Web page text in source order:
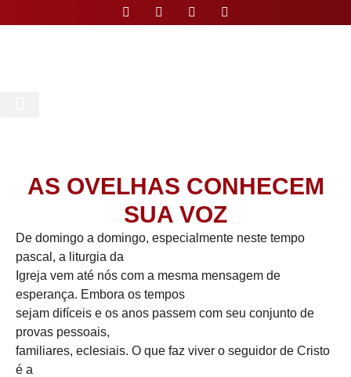
AS OVELHAS CONHECEM
SUA VOZ
De domingo a domingo, especialmente neste tempo
pascal, a liturgia da
Igreja vem até nós com a mesma mensagem de
esperança. Embora os tempos
sejam difíceis e os anos passem com seu conjunto de
provas pessoais,
familiares, eclesiais. O que faz viver o seguidor de Cristo
é a